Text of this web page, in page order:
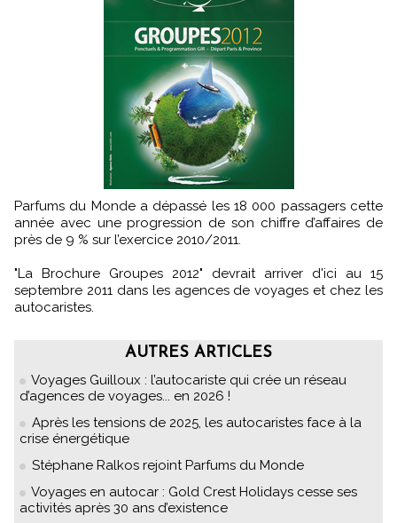
Parfums du Monde a dépassé les 18 000 passagers cette
année avec une progression de son chiffre d’affaires de
près de 9 % sur l’exercice 2010/2011.
"La Brochure Groupes 2012" devrait arriver d'ici au 15
septembre 2011 dans les agences de voyages et chez les
autocaristes.
AUTRES ARTICLES
Voyages Guilloux : l’autocariste qui crée un réseau
d’agences de voyages... en 2026 !
Après les tensions de 2025, les autocaristes face à la
crise énergétique
Stéphane Ralkos rejoint Parfums du Monde
Voyages en autocar : Gold Crest Holidays cesse ses
activités après 30 ans d’existence